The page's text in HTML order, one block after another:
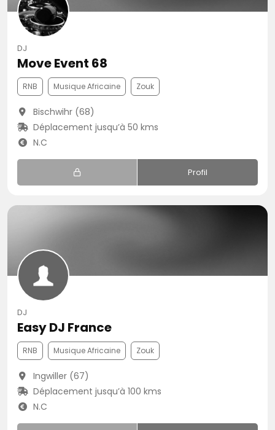
DJ
Move Event 68
RNB Musique Africaine Zouk
Bischwihr (68)
Déplacement jusqu’à 50 kms
N.C
Profil
DJ
Easy DJ France
RNB Musique Africaine Zouk
Ingwiller (67)
Déplacement jusqu’à 100 kms
N.C